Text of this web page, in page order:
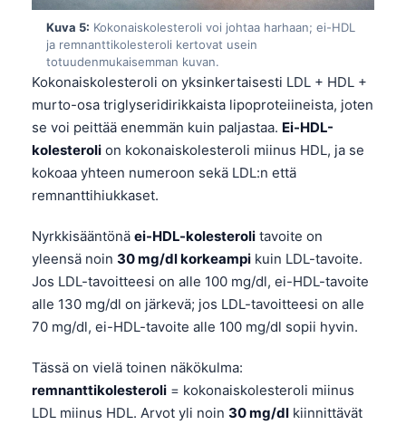
Kuva 5: Kokonaiskolesteroli voi johtaa harhaan; ei-HDL
ja remnanttikolesteroli kertovat usein
totuudenmukaisemman kuvan.
Kokonaiskolesteroli on yksinkertaisesti LDL + HDL +
murto-osa triglyseridirikkaista lipoproteiineista, joten
se voi peittää enemmän kuin paljastaa. Ei-HDL-
kolesteroli on kokonaiskolesteroli miinus HDL, ja se
kokoaa yhteen numeroon sekä LDL:n että
remnanttihiukkaset.
Nyrkkisääntönä ei-HDL-kolesteroli tavoite on
yleensä noin 30 mg/dl korkeampi kuin LDL-tavoite.
Jos LDL-tavoitteesi on alle 100 mg/dl, ei-HDL-tavoite
alle 130 mg/dl on järkevä; jos LDL-tavoitteesi on alle
70 mg/dl, ei-HDL-tavoite alle 100 mg/dl sopii hyvin.
Tässä on vielä toinen näkökulma:
remnanttikolesteroli = kokonaiskolesteroli miinus
LDL miinus HDL. Arvot yli noin 30 mg/dl kiinnittävät
සිංහල
Latviešu valoda
Македонски јазик
Euskara
Gàidhlig
Occitan
العربية المغربية
Afrikaans
Монгол
ພາສາລາວ
Basa Jawa
Cebuano